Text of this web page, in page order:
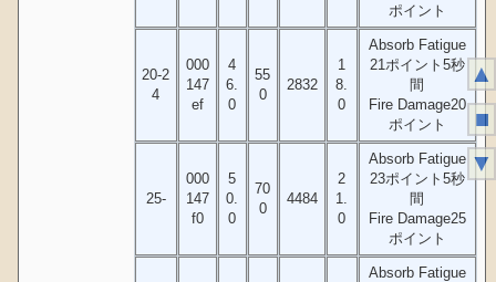
ポイント
20-2
4
000
147
ef
4
6.
0
55
0
2832
1
8.
0
Absorb Fatigue
21ポイント5秒
間
Fire Damage20
ポイント
25-
000
147
f0
5
0.
0
70
0
4484
2
1.
0
Absorb Fatigue
23ポイント5秒
間
Fire Damage25
ポイント
Absorb Fatigue
▲
■
▼